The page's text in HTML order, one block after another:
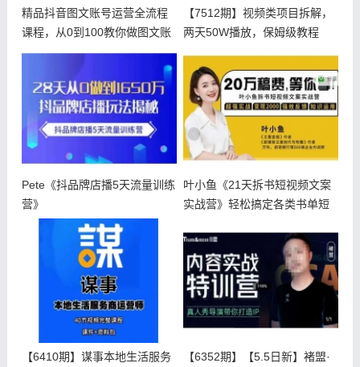
精品抖音图文账号运营全流程
课程，从0到100教你做图文账
号（
【7512期】视频类项目拆解，
两天50W播放，保姆级教程
Pete《抖品牌店播5天流量训练
营》
叶小鱼《21天拆书短视频文案
实战营》轻松搞定各类书单短
【6410期】谋事本地生活服务
【6352期】【5.5日新】褚盟·